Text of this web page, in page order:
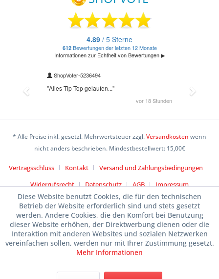
* Alle Preise inkl. gesetzl. Mehrwertsteuer zzgl.Versandkosten wenn
nicht anders beschrieben. Mindestbestellwert: 15,00€
Vertragsschluss Kontakt
Versand und Zahlungsbedingungen
Widerrufsrecht
Datenschutz AGB Impressum
Diese Website benutzt Cookies, die für den technischen
Betrieb der Website erforderlich sind und stets gesetzt
werden. Andere Cookies, die den Komfort bei Benutzung
dieser Website erhöhen, der Direktwerbung dienen oder die
Interaktion mit anderen Websites und sozialen Netzwerken
vereinfachen sollen, werden nur mit Ihrer Zustimmung gesetzt.
Mehr Informationen